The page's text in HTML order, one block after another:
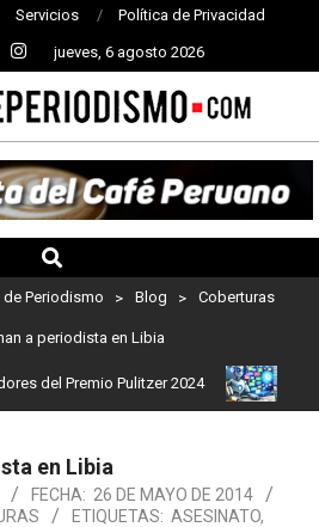
Servicios Política de Privacidad
jueves, 6 agosto 2026
de Periodismo > Blog > Coberturas
a periodista en Libia
del Premio Pulitzer 2024
en Libia
FECHA: 26 DE MAYO DE 2014
ETIQUETAS: ASESINATO,